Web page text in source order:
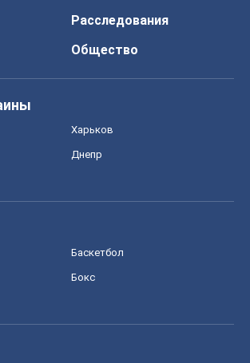
Расследования
Общество
Харьков
Днепр
Баскетбол
Бокс